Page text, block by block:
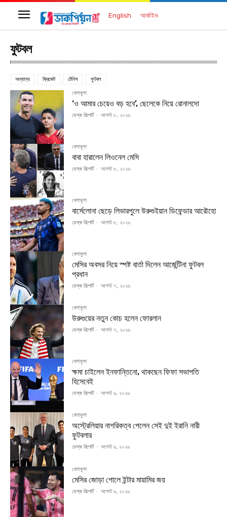
English আর্কাইভ
ফুটবল
অন্যান্য ক্রিকেট টেনিস ফুটবল
খেলাধূলা
‘ও আমার চেয়েও বড় হবে’, ছেলেকে নিয়ে রোনালদো
ডেস্ক রিপোর্ট - আগস্ট ৮, ২০২৬
খেলাধূলা
বাবা হারালেন লিওনেল মেসি
ডেস্ক রিপোর্ট - আগস্ট ৮, ২০২৬
খেলাধূলা
বার্সেলোনা ছেড়ে লিভারপুলে উরুগুইয়ান ডিফেন্ডার আরৌহো
ডেস্ক রিপোর্ট - আগস্ট ৮, ২০২৬
খেলাধূলা
মেসির অবসর নিয়ে স্পষ্ট বার্তা দিলেন আর্জেন্টিনা ফুটবল
প্রধান
ডেস্ক রিপোর্ট - আগস্ট ৭, ২০২৬
খেলাধূলা
উরুগুয়ের নতুন কোচ হলেন ফোরলান
ডেস্ক রিপোর্ট - আগস্ট ৭, ২০২৬
খেলাধূলা
ক্ষমা চাইলেন ইনফান্তিনো, থাকছেন ফিফা সভাপতি
হিসেবেই
ডেস্ক রিপোর্ট - আগস্ট ৬, ২০২৬
খেলাধূলা
অস্ট্রেলিয়ার নাগরিকত্ব পেলেন সেই দুই ইরানি নারী
ফুটবলার
ডেস্ক রিপোর্ট - আগস্ট ৬, ২০২৬
খেলাধূলা
মেসির জোড়া গোলে ইন্টার মায়ামির জয়
ডেস্ক রিপোর্ট - আগস্ট ৬, ২০২৬